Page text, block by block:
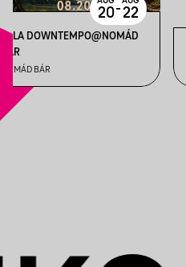
ZALA DOWNTEMPO@NOMÁD
BÁR
NOMÁD BÁR
20-22